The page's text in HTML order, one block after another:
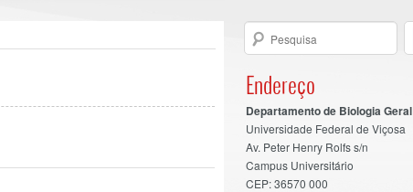
Endereço
Departamento de Biologia Geral
Universidade Federal de Viçosa
Av. Peter Henry Rolfs s/n
Campus Universitário
CEP: 36570 000